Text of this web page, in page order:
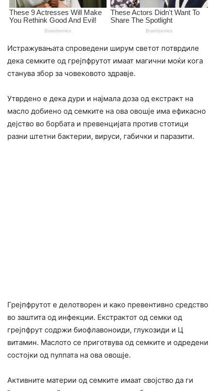
Истражувањата спроведени ширум светот потврдиле
дека семките од грејпфрутот имаат магични моќи кога
станува збор за човековото здравје.
Утврдено е дека дури и најмала доза од екстракт на
масло добиено од семките на ова овошје има ефикасно
дејство во борбата и превенцијата против стотици
разни штетни бактерии, вируси, габички и паразити.
Грејпфрутот е делотворен и како превентивно средство
во заштита од инфекции. Екстрактот од семки од
грејпфрут содржи биофлавоноиди, глукозиди и Ц
витамин. Маслото се приготвува од семките и одредени
состојки од пулпата на ова овошје.
Активните материи од семките имаат својство да ги